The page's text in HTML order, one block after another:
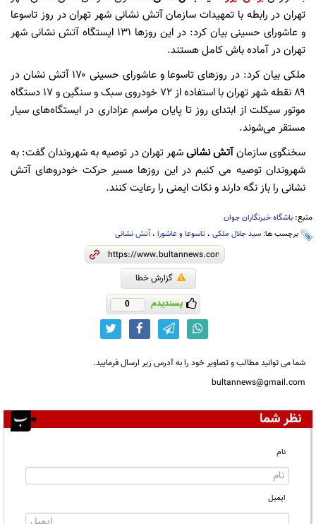
تهران در رابطه با تمهیدات سازمان آتش نشانی شهر تهران در روز تاسوعا
و عاشورای حسینی بیان کرد: در این روز‌ها ۱۳۱ ایستگاه آتش نشانی شهر
تهران در آماده باش کامل هستند.
ملکی بیان کرد: در روز‌های تاسوعا و عاشورای حسینی ۱۷۰ آتش نشان در
۸۹ نقطه شهر تهران با استفاده از ۷۲ خودروی سبک و سنگین و ۱۷ دستگاه
موتور سیکلت از ابتدای روز تا پایان مراسم عزاداری در ایستگاه‌های سیار
مستقر می‌شوند.
سخنگوی سازمانآتش نشانیشهر تهران در توصیه به شهروندان گفت: به
شهروندان توصیه می کنیم در این روزها مسیر حرکت خودروهای آتش
نشانی را باز نگه دارند و نکات ایمنی را رعایت کنند.
منبع: باشگاه خبرنگاران جوان
برچسب ها: سید جلال ملکی ، تاسوعا و عاشورا ،آتش نشانی
گزارش خطا
پسندیدم 0
شما می توانید مطالب و تصاویر خود را به آدرس زیر ارسال فرمایید.
bultannews@gmail.com
نظر شما
نام
ایمیل